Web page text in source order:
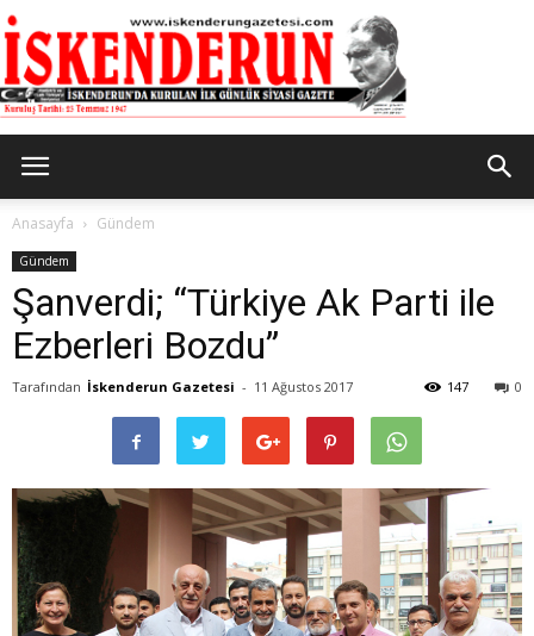
Gazetesi
Anasayfa Gündem
Gündem
Şanverdi; “Türkiye Ak Parti ile
Ezberleri Bozdu”
Tarafından İskenderun Gazetesi - 11 Ağustos 2017 0
147